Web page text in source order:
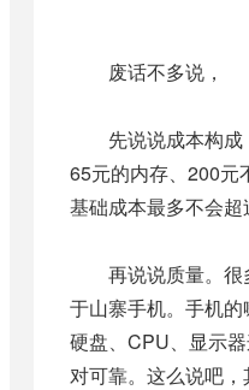
废话不多说，
先说说成本构成：
65元的内存、200元
基础成本最多不会超
再说说质量。很
于山寨手机。手机的
硬盘、CPU、显示
对可靠。这么说吧